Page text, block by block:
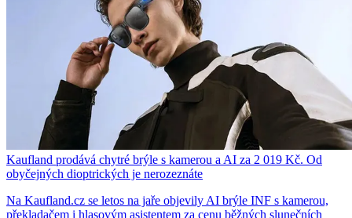
Kaufland prodává chytré brýle s kamerou a AI za 2 019 Kč. Od
obyčejných dioptrických je nerozeznáte
Na Kaufland.cz se letos na jaře objevily AI brýle INF s kamerou,
překladačem i hlasovým asistentem za cenu běžných slunečních